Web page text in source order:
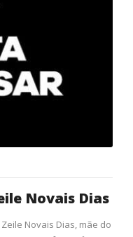
Novais Dias
Novais Dias, mãe do